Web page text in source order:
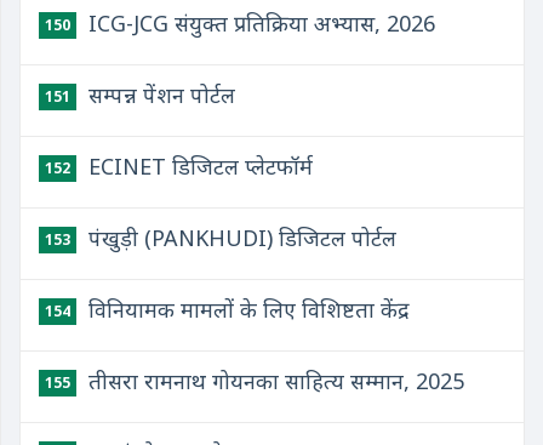
150 ICG-JCG संयुक्‍त प्रतिक्रिया अभ्‍यास, 2026
151 सम्पन्न पेंशन पोर्टल
152 ECINET डिजिटल प्लेटफॉर्म
153 पंखुड़ी (PANKHUDI) डिजिटल पोर्टल
154 विनियामक मामलों के लिए विशिष्टता केंद्र
155 तीसरा रामनाथ गोयनका साहित्य सम्मान, 2025